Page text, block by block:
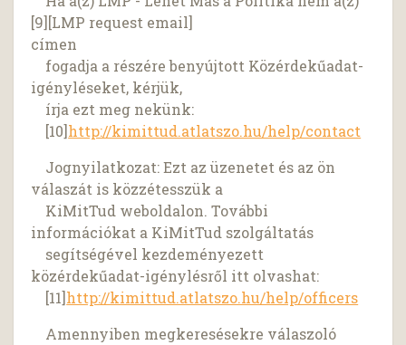
[9][LMP request email]
címen
fogadja a részére benyújtott Közérdekűadat-
igényléseket, kérjük,
írja ezt meg nekünk:
[10]http://kimittud.atlatszo.hu/help/contact
Jognyilatkozat: Ezt az üzenetet és az ön
válaszát is közzétesszük a
KiMitTud weboldalon. További
információkat a KiMitTud szolgáltatás
segítségével kezdeményezett
közérdekűadat-igénylésről itt olvashat:
[11]http://kimittud.atlatszo.hu/help/officers
Amennyiben megkeresésekre válaszoló